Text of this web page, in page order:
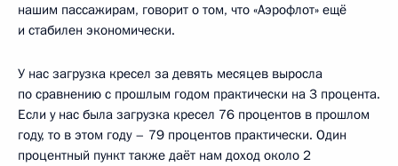
нашим пассажирам, говорит о том, что «Аэрофлот» ещё
и стабилен экономически.
У нас загрузка кресел за девять месяцев выросла
по сравнению с прошлым годом практически на 3 процента.
Если у нас была загрузка кресел 76 процентов в прошлом
году, то в этом году – 79 процентов практически. Один
процентный пункт также даёт нам доход около 2